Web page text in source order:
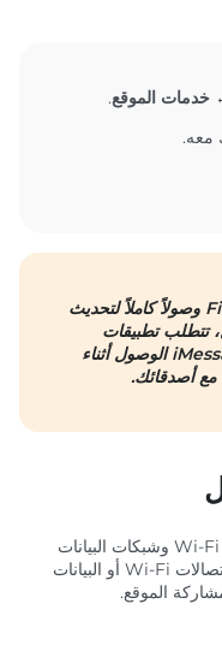
خدمات الموقع.
معه.
على سبيل المثال، يتطلب Find My وصولاً كاملاً لتحديث
تتطلب تطبيقات
المراسلة كـ WhatsApp أو iMessage الوصول أثناء
مع أصدقائك.
يمكن لـ iPhone تحديد موقعك عبر شبكات Wi-Fi وشبكات البيانات
الخلوية وأقمار GPS الاصطناعية. إذا كانت اتصالات Wi-Fi أو البيانات